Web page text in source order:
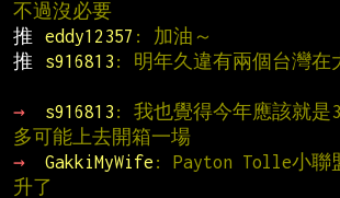
不過沒必要
推
eddy12357 : 加油～
推
s916813 : 明年久違有兩個台灣在
→
s916813 : 我也覺得今年應該就是
多可能上去開箱一場
→
GakkiMyWife : Payton Tolle小聯
升了